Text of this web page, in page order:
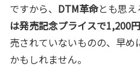
ですから、 DTM革命とも思え
は発売記念プライスで1,200円
売されていないものの、早
かもしれません。